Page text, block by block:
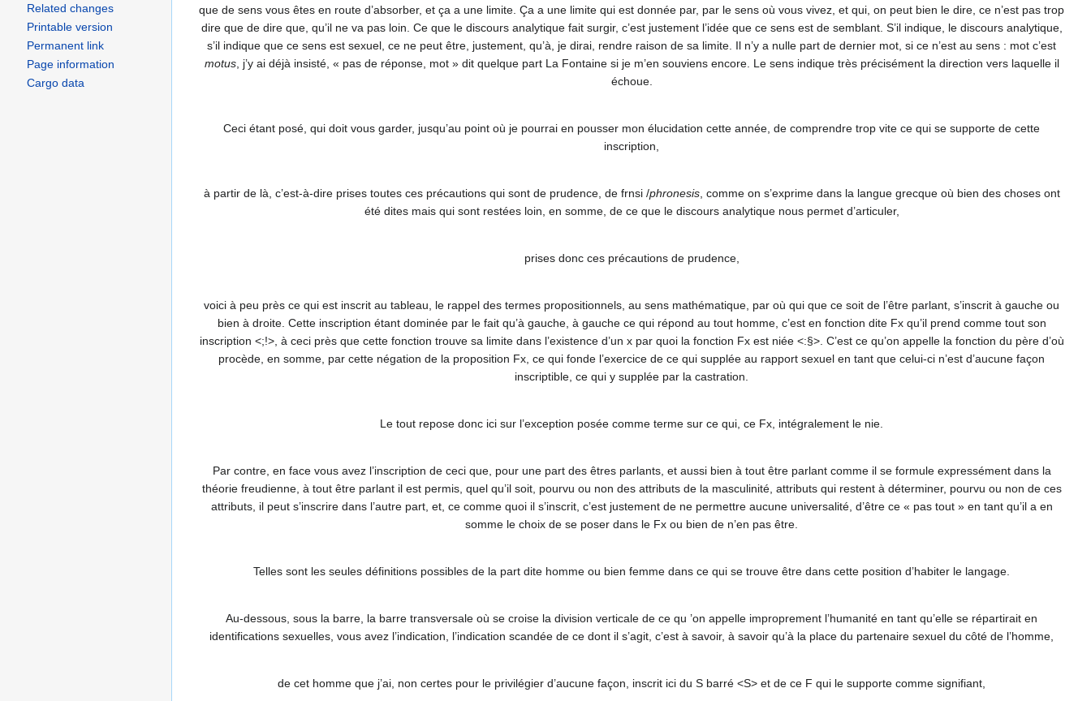
que de sens vous êtes en route d’absorber, et ça a une limite. Ça a une limite qui est donnée par, par le sens où vous vivez, et qui, on peut bien le dire, ce n’est pas trop
dire que de dire que, qu’il ne va pas loin. Ce que le discours analytique fait surgir, c’est justement l’idée que ce sens est de semblant. S’il indique, le discours analytique,
s’il indique que ce sens est sexuel, ce ne peut être, justement, qu’à, je dirai, rendre raison de sa limite. Il n’y a nulle part de dernier mot, si ce n’est au sens : mot c’est
motus, j’y ai déjà insisté, « pas de réponse, mot » dit quelque part La Fontaine si je m’en souviens encore. Le sens indique très précisément la direction vers laquelle il
échoue.
Ceci étant posé, qui doit vous garder, jusqu’au point où je pourrai en pousser mon élucidation cette année, de comprendre trop vite ce qui se supporte de cette
inscription,
à partir de là, c’est-à-dire prises toutes ces précautions qui sont de prudence, de frnsi /phronesis, comme on s’exprime dans la langue grecque où bien des choses ont
été dites mais qui sont restées loin, en somme, de ce que le discours analytique nous permet d’articuler,
prises donc ces précautions de prudence,
voici à peu près ce qui est inscrit au tableau, le rappel des termes propositionnels, au sens mathématique, par où qui que ce soit de l’être parlant, s’inscrit à gauche ou
bien à droite. Cette inscription étant dominée par le fait qu’à gauche, à gauche ce qui répond au tout homme, c’est en fonction dite Fx qu’il prend comme tout son
inscription <;!>, à ceci près que cette fonction trouve sa limite dans l’existence d’un x par quoi la fonction Fx est niée <:§>. C’est ce qu’on appelle la fonction du père d’où
procède, en somme, par cette négation de la proposition Fx, ce qui fonde l’exercice de ce qui supplée au rapport sexuel en tant que celui-ci n’est d’aucune façon
inscriptible, ce qui y supplée par la castration.
Le tout repose donc ici sur l’exception posée comme terme sur ce qui, ce Fx, intégralement le nie.
Par contre, en face vous avez l’inscription de ceci que, pour une part des êtres parlants, et aussi bien à tout être parlant comme il se formule expressément dans la
théorie freudienne, à tout être parlant il est permis, quel qu’il soit, pourvu ou non des attributs de la masculinité, attributs qui restent à déterminer, pourvu ou non de ces
attributs, il peut s’inscrire dans l’autre part, et, ce comme quoi il s’inscrit, c’est justement de ne permettre aucune universalité, d’être ce « pas tout » en tant qu’il a en
somme le choix de se poser dans le Fx ou bien de n’en pas être.
Telles sont les seules définitions possibles de la part dite homme ou bien femme dans ce qui se trouve être dans cette position d’habiter le langage.
Au-dessous, sous la barre, la barre transversale où se croise la division verticale de ce qu ’on appelle improprement l’humanité en tant qu’elle se répartirait en
identifications sexuelles, vous avez l’indication, l’indication scandée de ce dont il s’agit, c’est à savoir, à savoir qu’à la place du partenaire sexuel du côté de l’homme,
de cet homme que j’ai, non certes pour le privilégier d’aucune façon, inscrit ici du S barré <S> et de ce F qui le supporte comme signifiant,
Related changes
Printable version
Permanent link
Page information
Cargo data